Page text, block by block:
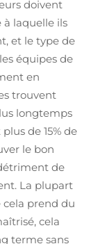
doivent
à laquelle ils
et le type de
équipes de
en
trouvent
longtemps
de 15% de
le bon
de
La plupart
cela prend du
cela
terme sans